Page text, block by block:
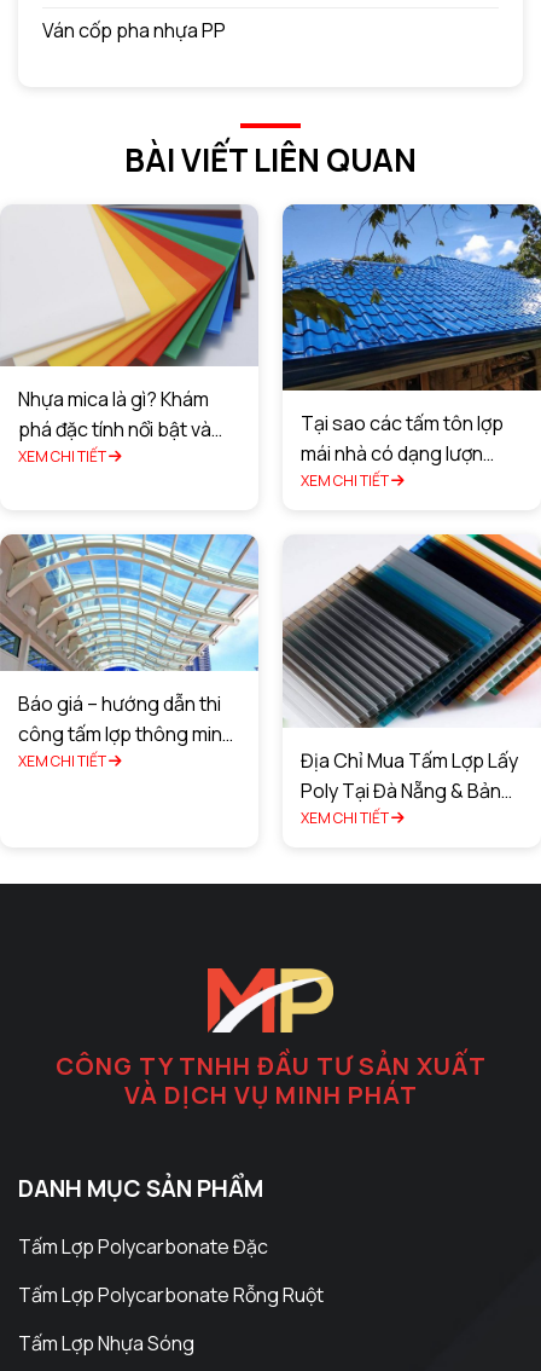
Ván cốp pha nhựa PP
BÀI VIẾT LIÊN QUAN
Nhựa mica là gì? Khám
phá đặc tính nổi bật và
ứng dụng
XEM CHI TIẾT
Tại sao các tấm tôn lợp
mái nhà có dạng lượn
sóng?
XEM CHI TIẾT
Báo giá – hướng dẫn thi
công tấm lợp thông minh
tại TPHCM
XEM CHI TIẾT
Địa Chỉ Mua Tấm Lợp Lấy
Poly Tại Đà Nẵng & Bảng
Giá Rẻ Tốt Nhất
XEM CHI TIẾT
CÔNG TY TNHH ĐẦU TƯ SẢN XUẤT
VÀ DỊCH VỤ MINH PHÁT
DANH MỤC SẢN PHẨM
Tấm Lợp Polycarbonate Đặc
Tấm Lợp Polycarbonate Rỗng Ruột
Tấm Lợp Nhựa Sóng